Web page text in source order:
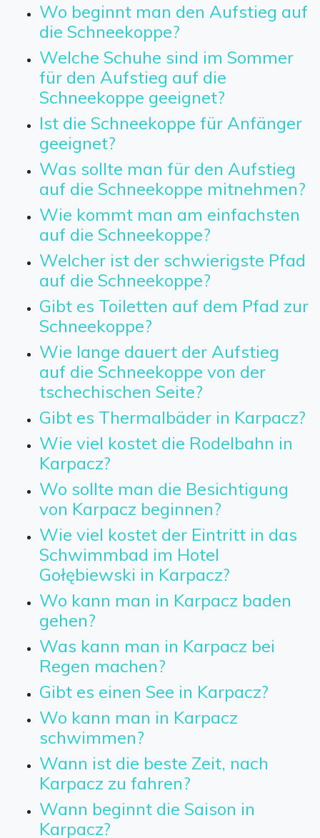
Wo beginnt man den Aufstieg auf
die Schneekoppe?
Welche Schuhe sind im Sommer
für den Aufstieg auf die
Schneekoppe geeignet?
Ist die Schneekoppe für Anfänger
geeignet?
Was sollte man für den Aufstieg
auf die Schneekoppe mitnehmen?
Wie kommt man am einfachsten
auf die Schneekoppe?
Welcher ist der schwierigste Pfad
auf die Schneekoppe?
Gibt es Toiletten auf dem Pfad zur
Schneekoppe?
Wie lange dauert der Aufstieg
auf die Schneekoppe von der
tschechischen Seite?
Gibt es Thermalbäder in Karpacz?
Wie viel kostet die Rodelbahn in
Karpacz?
Wo sollte man die Besichtigung
von Karpacz beginnen?
Wie viel kostet der Eintritt in das
Schwimmbad im Hotel
Gołębiewski in Karpacz?
Wo kann man in Karpacz baden
gehen?
Was kann man in Karpacz bei
Regen machen?
Gibt es einen See in Karpacz?
Wo kann man in Karpacz
schwimmen?
Wann ist die beste Zeit, nach
Karpacz zu fahren?
Wann beginnt die Saison in
Karpacz?